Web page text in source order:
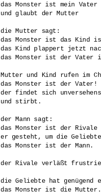
das Monster ist mein Vater
und glaubt der Mutter
die Mutter sagt:
das Monster ist das Kind
das Kind plappert jetzt
das Monster ist der
Mutter und Kind rufen im
das Monster ist der Vater!
der findet sich
und stirbt.
der Mann sagt:
das Monster ist der
er gesteht, um die
das Monster ist der Mann.
der Rivale verläßt
die Geliebte hat genügend
das Monster ist die Mutter.